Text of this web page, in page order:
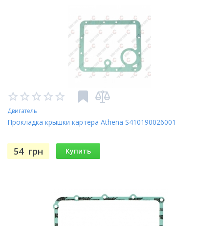
Двигатель
Прокладка крышки картера Athena S410190026001
54 грн Купить